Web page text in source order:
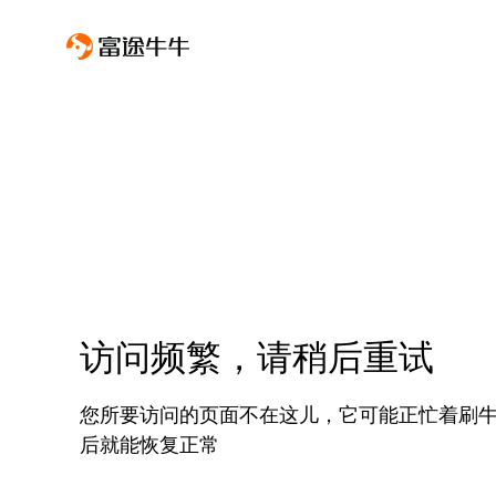
访问频繁，请稍后重试
您所要访问的页面不在这儿，它可能正忙着刷
后就能恢复正常